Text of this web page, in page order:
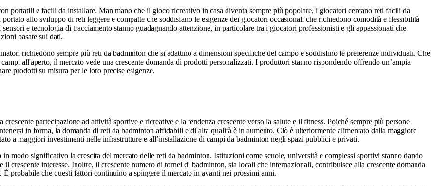
portatili e facili da installare. Man mano che il gioco ricreativo in casa diventa sempre più popolare, i giocatori cercano reti facili da
allo sviluppo di reti leggere e compatte che soddisfano le esigenze dei giocatori occasionali che richiedono comodità e flessibilità
e tecnologia di tracciamento stanno guadagnando attenzione, in particolare tra i giocatori professionisti e gli appassionati che
basate sui dati.
richiedono sempre più reti da badminton che si adattino a dimensioni specifiche del campo e soddisfino le preferenze individuali. Che
all'aperto, il mercato vede una crescente domanda di prodotti personalizzati. I produttori stanno rispondendo offrendo un’ampia
prodotti su misura per le loro precise esigenze.
partecipazione ad attività sportive e ricreative e la tendenza crescente verso la salute e il fitness. Poiché sempre più persone
in forma, la domanda di reti da badminton affidabili e di alta qualità è in aumento. Ciò è ulteriormente alimentato dalla maggiore
a maggiori investimenti nelle infrastrutture e all’installazione di campi da badminton negli spazi pubblici e privati.
modo significativo la crescita del mercato delle reti da badminton. Istituzioni come scuole, università e complessi sportivi stanno dando
crescente interesse. Inoltre, il crescente numero di tornei di badminton, sia locali che internazionali, contribuisce alla crescente domanda
probabile che questi fattori continuino a spingere il mercato in avanti nei prossimi anni.